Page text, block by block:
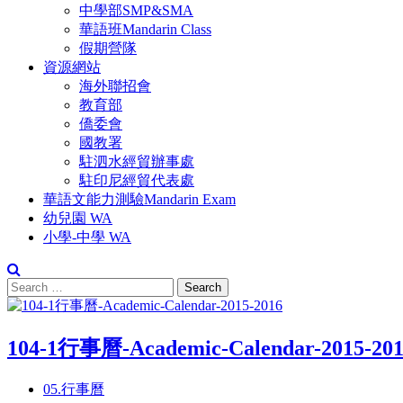
中學部SMP&SMA
華語班Mandarin Class
假期營隊
資源網站
海外聯招會
教育部
僑委會
國教署
駐泗水經貿辦事處
駐印尼經貿代表處
華語文能力測驗Mandarin Exam
幼兒園 WA
小學-中學 WA
Search
for:
104-1行事曆-Academic-Calendar-2015-
05.行事曆